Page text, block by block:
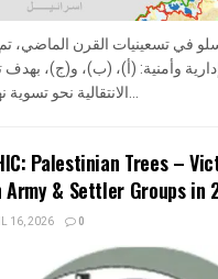
في تسعينيات القرن الماضي،
وأمنية: (أ)، (ب)، و(ج)، بهدف
الانتقالية نحو تسوية نهائية. وبموجب...
Palestinian Trees –
& Settler Groups in
16, 2026 0